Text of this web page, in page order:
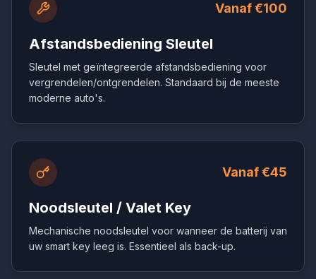
Vanaf €100
Afstandsbediening Sleutel
Sleutel met geïntegreerde afstandsbediening voor
vergrendelen/ontgrendelen. Standaard bij de meeste
moderne auto's.
Vanaf €45
Noodsleutel / Valet Key
Mechanische noodsleutel voor wanneer de batterij van
uw smart key leeg is. Essentieel als back-up.